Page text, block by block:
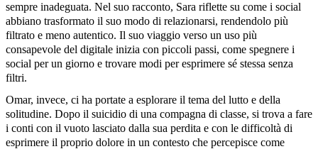
sempre inadeguata. Nel suo racconto, Sara riflette su come i social
abbiano trasformato il suo modo di relazionarsi, rendendolo più
filtrato e meno autentico. Il suo viaggio verso un uso più
consapevole del digitale inizia con piccoli passi, come spegnere i
social per un giorno e trovare modi per esprimere sé stessa senza
filtri.
Omar, invece, ci ha portate a esplorare il tema del lutto e della
solitudine. Dopo il suicidio di una compagna di classe, si trova a fare
i conti con il vuoto lasciato dalla sua perdita e con le difficoltà di
esprimere il proprio dolore in un contesto che percepisce come